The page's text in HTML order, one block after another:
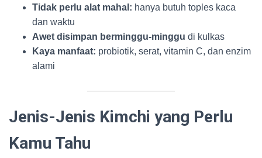
Tidak perlu alat mahal: hanya butuh toples kaca
dan waktu
Awet disimpan berminggu-minggu di kulkas
Kaya manfaat: probiotik, serat, vitamin C, dan enzim
alami
Jenis-Jenis Kimchi yang Perlu
Kamu Tahu